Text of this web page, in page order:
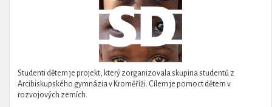
Studenti dětem je projekt, který zorganizovala skupina studentů z
Arcibiskupského gymnázia v Kroměříži. Cílem je pomoct dětem v
rozvojových zemích.